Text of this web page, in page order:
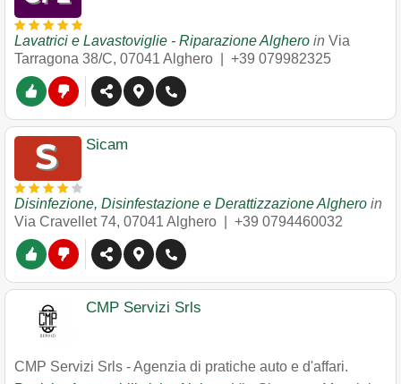
Lavatrici e Lavastoviglie - Riparazione Alghero in Via
Tarragona 38/C, 07041 Alghero +39 079982325
Sicam
Disinfezione, Disinfestazione e Derattizzazione Alghero in
Via Cravellet 74, 07041 Alghero +39 0794460032
CMP Servizi Srls
CMP Servizi Srls - Agenzia di pratiche auto e d'affari.